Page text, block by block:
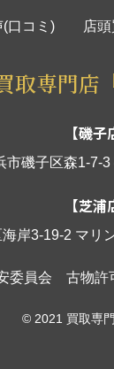
(口コミ) 店
取専門店
【磯子
磯子区森1-7-
【芝浦
岸3-19-2 マリ
委員会 古物
© 2021 買取専